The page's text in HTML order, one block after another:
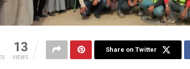
13
VIEWS
Share on Twitter